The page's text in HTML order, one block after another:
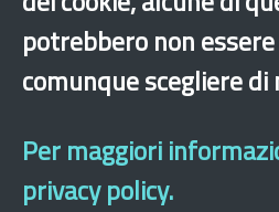
potrebbero non
comunque scegliere
Per maggiori
privacy policy.
Sito